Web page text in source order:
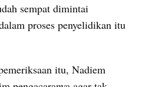
sempat dimintai
proses penyelidikan itu
itu, Nadiem